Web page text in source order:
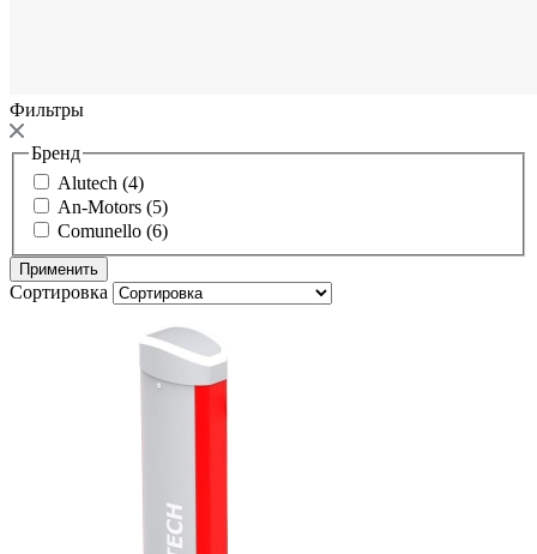
Фильтры
Бренд
Alutech (4)
An-Motors (5)
Comunello (6)
Сортировка